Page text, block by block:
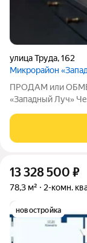
улица Труда,162
Микрорайон
ПРОДАМ или
«Западный Луч»
смежно-
использования) -
13 328 500 ₽
78,3 м² 2-комн.
новостройка